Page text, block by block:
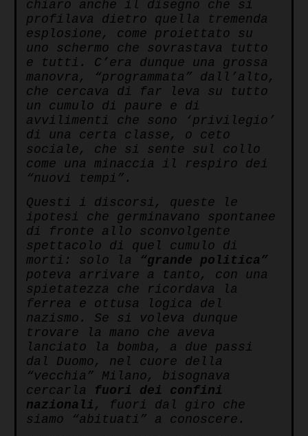
chiaro anche il disegno che si
profilava dietro quella tremenda
esplosione, come proiettato su
uno schermo che sovrastava tutto
e tutti. C’era dunque una grossa
manovra, “programmata” dall’alto,
che cercava di far leva su tutto
un cumulo di paure e di
avvilimenti che sono ‘privilegio’
di una certa classe, o ceto
sociale, che si sente sul collo
come una minaccia il respiro dei
“nuovi tempi”.
Questi i discorsi, queste le
ipotesi che germinavano spontanee
di fronte allo sconvolgente
spettacolo di quel cumulo di
morti: solo la “grande politica”
poteva arrivare a tanto, con una
spietatezza che ricordava la
ferrea e ottusa logica del
nazismo. Se si voleva dunque
trovare la mano che aveva
lanciato la bomba, a due passi
dal Duomo, nel cuore della
“vecchia” Milano, bisognava
cercarla fuori dei confini
nazionali , fuori dal giro che
siamo “abituati” a conoscere.